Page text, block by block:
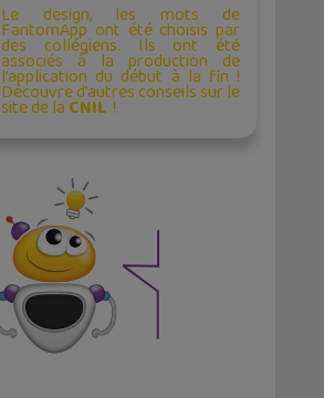
Le design, les mots de
FantomApp ont été choisis par
des collégiens. Ils ont été
associés à la production de
l’application du début à la fin !
Découvre d’autres conseils sur le
site de la CNIL !